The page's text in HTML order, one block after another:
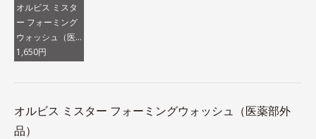
オルビス ミスタ
ー フォーミング
ウォッシュ（医
薬部外品）
1,650円
オルビス ミスター フォーミングウォッシュ（医薬部外
品）